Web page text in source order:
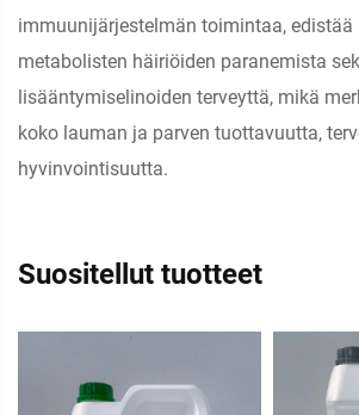
immuunijärjestelmän toimintaa, edistää
metabolisten häiriöiden paranemista
lisääntymiselinoiden terveyttä, mikä
koko lauman ja parven tuottavuutta,
hyvinvointisuutta.
Suositellut tuotteet